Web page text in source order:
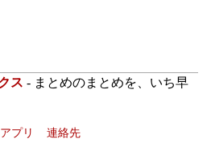
ス - まとめのまとめを、いち早
プリ 連絡先